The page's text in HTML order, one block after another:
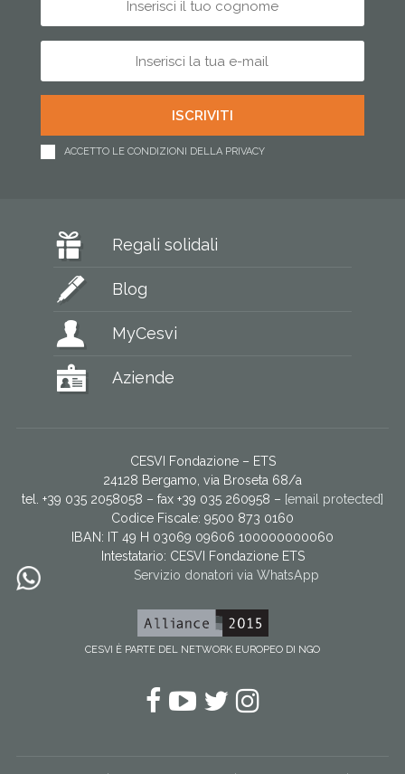
ACCETTO LE CONDIZIONI DELLA PRIVACY
Regali solidali
Blog
MyCesvi
Aziende
CESVI Fondazione – ETS
24128 Bergamo, via Broseta 68/a
tel. +39 035 2058058 – fax +39 035 260958 – [email protected]
Codice Fiscale: 9500 873 0160
IBAN: IT 49 H 03069 09606 100000000060
Intestatario: CESVI Fondazione ETS
Servizio donatori via WhatsApp
CESVI È PARTE DEL NETWORK EUROPEO DI NGO
Facebook
YouTube
Twitter
Instagram